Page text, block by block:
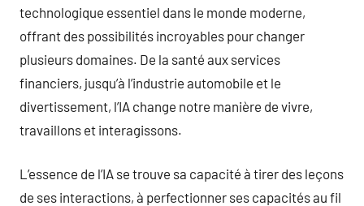
technologique essentiel dans le monde moderne,
offrant des possibilités incroyables pour changer
plusieurs domaines. De la santé aux services
financiers, jusqu’à l’industrie automobile et le
divertissement, l’IA change notre manière de vivre,
travaillons et interagissons.
L’essence de l’IA se trouve sa capacité à tirer des leçons
de ses interactions, à perfectionner ses capacités au fil